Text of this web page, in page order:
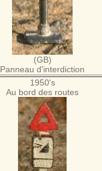
(GB)
Panneau d'interdiction
1950's
Au bord des routes